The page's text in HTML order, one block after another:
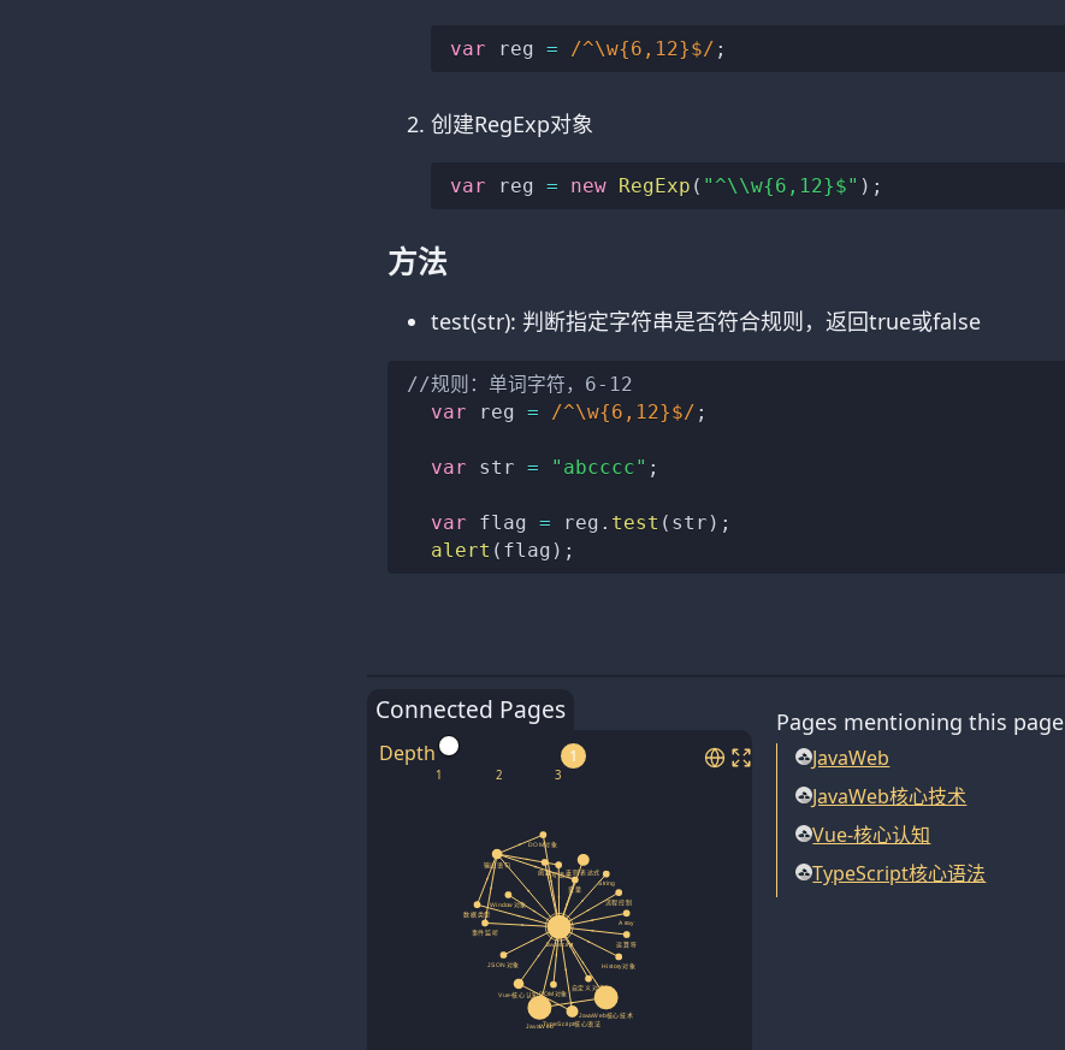
var reg = /^\w{6,12}$/ ;
创建RegExp对象
var reg = new RegExp ( "^\\w{6,12}$" ) ;
方法
test(str): 判断指定字符串是否符合规则，返回true或false
//规则：单词字符，6-12
var reg = /^\w{6,12}$/ ;
var str = "abcccc" ;
var flag = reg . test ( str ) ;
alert ( flag ) ;
Connected Pages
Depth 1
Pages mentioning this page
JavaWeb
JavaWeb核心技术
Vue-核心认知
TypeScript核心语法